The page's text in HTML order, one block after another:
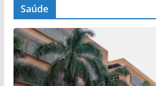
Saúde